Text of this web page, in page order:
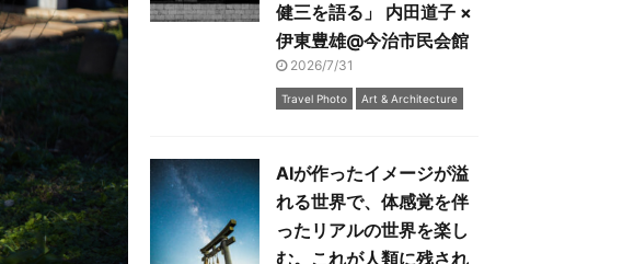
健三を語る」 内田道子 ×
伊東豊雄@今治市民会館
2026/7/31
Travel Photo Art & Architecture
AIが作ったイメージが溢
れる世界で、体感覚を伴
ったリアルの世界を楽し
む。これが人類に残され